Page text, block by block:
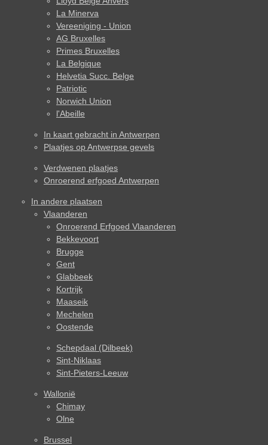
La Minerva
Vereeniging - Union
AG Bruxelles
Primes Bruxelles
La Belgique
Helvetia Succ. Belge
Patriotic
Norwich Union
l'Abeille
In kaart gebracht in Antwerpen
Plaatjes op Antwerpse gevels
Verdwenen plaatjes
Onroerend erfgoed Antwerpen
In andere plaatsen
Vlaanderen
Onroerend Erfgoed Vlaanderen
Bekkevoort
Brugge
Gent
Glabbeek
Kortrijk
Maaseik
Mechelen
Oostende
Schepdaal (Dilbeek)
Sint-Niklaas
Sint-Pieters-Leeuw
Wallonië
Chimay
Olne
Brussel